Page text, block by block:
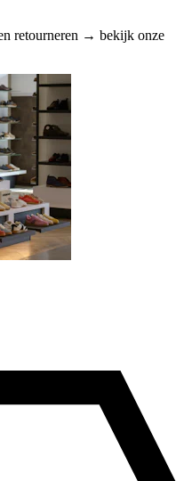
retourneren → bekijk onze